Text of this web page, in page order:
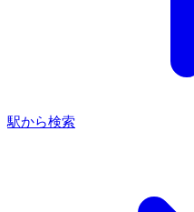
駅から検索